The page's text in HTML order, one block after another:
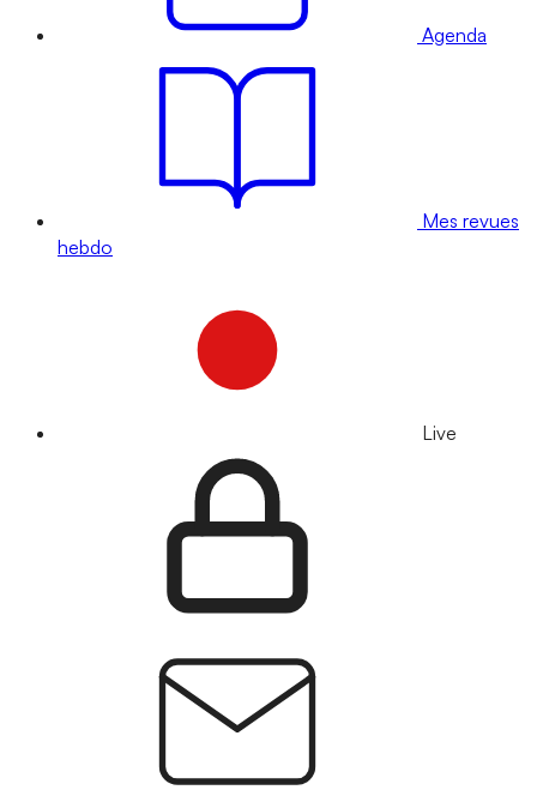
Agenda
Mes revues
hebdo
Live